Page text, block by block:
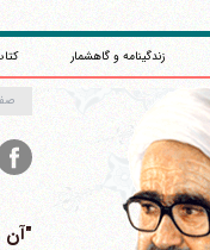
زندگینامه و گاهشمار
"‏آن